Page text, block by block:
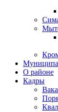
О районе
Кадры